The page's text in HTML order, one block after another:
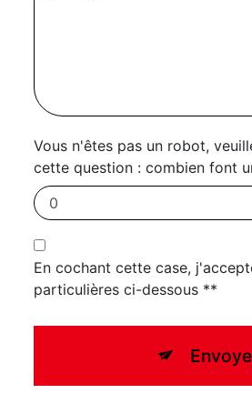
Vous n'êtes pas un robot,
cette question : combien font
En cochant cette case,
particulières ci-dessous **